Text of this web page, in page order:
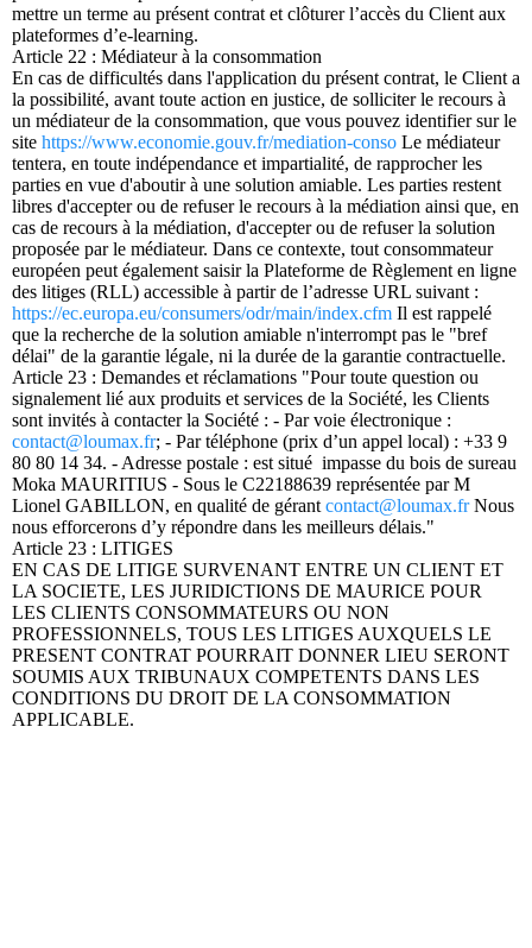
mettre un terme au présent contrat et clôturer l’accès du Client aux
plateformes d’e-learning.
Article 22 : Médiateur à la consommation
En cas de difficultés dans l'application du présent contrat, le Client a
la possibilité, avant toute action en justice, de solliciter le recours à
un médiateur de la consommation, que vous pouvez identifier sur le
site https://www.economie.gouv.fr/mediation-conso Le médiateur
tentera, en toute indépendance et impartialité, de rapprocher les
parties en vue d'aboutir à une solution amiable. Les parties restent
libres d'accepter ou de refuser le recours à la médiation ainsi que, en
cas de recours à la médiation, d'accepter ou de refuser la solution
proposée par le médiateur. Dans ce contexte, tout consommateur
européen peut également saisir la Plateforme de Règlement en ligne
des litiges (RLL) accessible à partir de l’adresse URL suivant :
https://ec.europa.eu/consumers/odr/main/index.cfm Il est rappelé
que la recherche de la solution amiable n'interrompt pas le "bref
délai" de la garantie légale, ni la durée de la garantie contractuelle.
Article 23 : Demandes et réclamations "Pour toute question ou
signalement lié aux produits et services de la Société, les Clients
sont invités à contacter la Société : - Par voie électronique :
contact@loumax.fr; - Par téléphone (prix d’un appel local) : +33 9
80 80 14 34. - Adresse postale : est situé impasse du bois de sureau
Moka MAURITIUS - Sous le C22188639 représentée par M
Lionel GABILLON, en qualité de gérant contact@loumax.frNous
nous efforcerons d’y répondre dans les meilleurs délais."
Article 23 : LITIGES
EN CAS DE LITIGE SURVENANT ENTRE UN CLIENT ET
LA SOCIETE, LES JURIDICTIONS DE MAURICE POUR
LES CLIENTS CONSOMMATEURS OU NON
PROFESSIONNELS, TOUS LES LITIGES AUXQUELS LE
PRESENT CONTRAT POURRAIT DONNER LIEU SERONT
SOUMIS AUX TRIBUNAUX COMPETENTS DANS LES
CONDITIONS DU DROIT DE LA CONSOMMATION
APPLICABLE.